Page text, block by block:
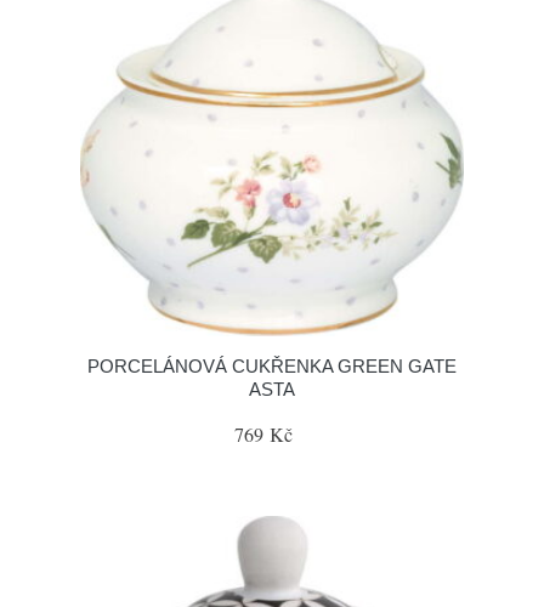
PORCELÁNOVÁ CUKŘENKA GREEN GATE
ASTA
769 Kč